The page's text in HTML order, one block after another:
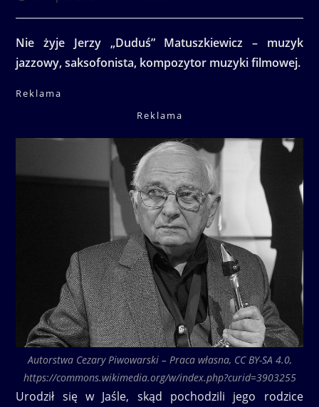
Nie żyje Jerzy „Duduś” Matuszkiewicz – muzyk
jazzowy, saksofonista, kompozytor muzyki filmowej.
Reklama
Reklama
Autorstwa Cezary Piwowarski – Praca własna, CC BY-SA 4.0,
https://commons.wikimedia.org/w/index.php?curid=3903255
Urodził się w Jaśle, skąd pochodzili jego rodzice